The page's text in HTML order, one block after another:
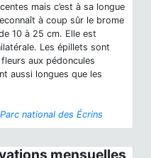
mais c’est à sa longue
à coup sûr le brome
10 à 25 cm. Elle est
Les épillets sont
aux pédoncules
aussi longues que les
national des Écrins
mensuelles